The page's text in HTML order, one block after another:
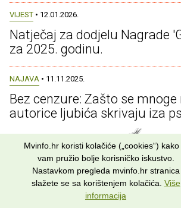
VIJEST • 12.01.2026.
Natječaj za dodjelu Nagrade
za 2025. godinu.
NAJAVA • 11.11.2025.
Bez cenzure: Zašto se mnoge
autorice ljubića skrivaju iza
– PRETRAŽI SVE
Mvinfo.hr koristi kolačiće („cookies“) kako
vam pružio bolje korisničko iskustvo.
Nastavkom pregleda mvinfo.hr stranica
slažete se sa korištenjem kolačića. Više
informacija